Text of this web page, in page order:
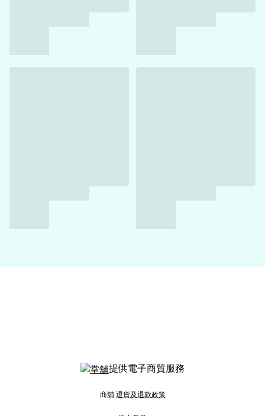
提供電子商貿服務
商舖 退貨及退款政策